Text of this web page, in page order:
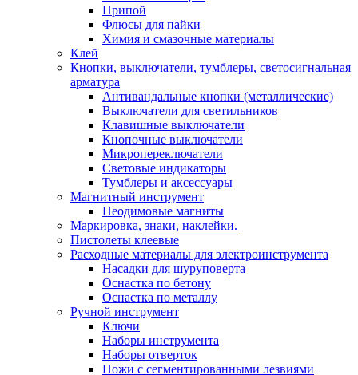
Припой
Флюсы для пайки
Химия и смазочные материалы
Клей
Кнопки, выключатели, тумблеры, светосигнальная
арматура
Антивандальные кнопки (металлические)
Выключатели для светильников
Клавишные выключатели
Кнопочные выключатели
Микропереключатели
Световые индикаторы
Тумблеры и аксессуары
Магнитный инструмент
Неодимовые магниты
Маркировка, знаки, наклейки.
Пистолеты клеевые
Расходные материалы для электроинструмента
Насадки для шуруповерта
Оснастка по бетону
Оснастка по металлу
Ручной инструмент
Ключи
Наборы инструмента
Наборы отверток
Ножи с сегментированными лезвиями